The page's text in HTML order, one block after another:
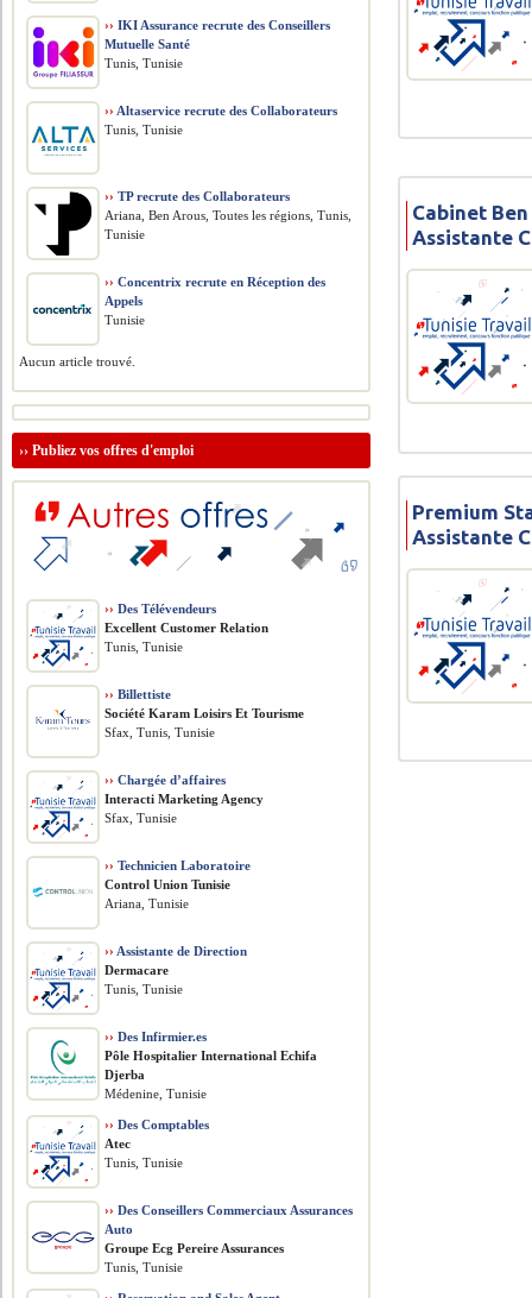
Cabinet
Assistante
Premium
Assistante
›› IKI Assurance recrute des Conseillers
Mutuelle Santé
Tunis, Tunisie
›› Altaservice recrute des Collaborateurs
Tunis, Tunisie
›› TP recrute des Collaborateurs
Ariana, Ben Arous, Toutes les régions, Tunis,
Tunisie
›› Concentrix recrute en Réception des
Appels
Tunisie
Aucun article trouvé.
››Publiez vos offres d'emploi
›› Des Télévendeurs
Excellent Customer Relation
Tunis, Tunisie
›› Billettiste
Société Karam Loisirs Et Tourisme
Sfax, Tunis, Tunisie
›› Chargée d’affaires
Interacti Marketing Agency
Sfax, Tunisie
›› Technicien Laboratoire
Control Union Tunisie
Ariana, Tunisie
›› Assistante de Direction
Dermacare
Tunis, Tunisie
›› Des Infirmier.es
Pôle Hospitalier International Echifa
Djerba
Médenine, Tunisie
›› Des Comptables
Atec
Tunis, Tunisie
›› Des Conseillers Commerciaux Assurances
Auto
Groupe Ecg Pereire Assurances
Tunis, Tunisie